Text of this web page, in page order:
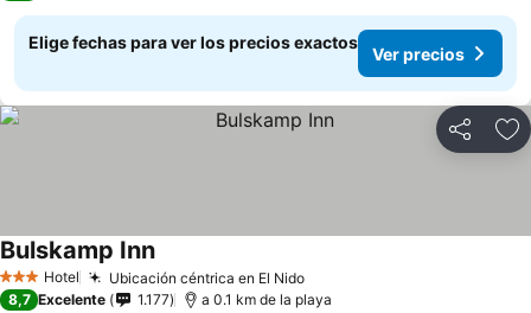
Elige fechas para ver los precios exactos
Ver precios
Compartir
3 Estrellas
Hotel Ubicación céntrica en El Nido
Bulskamp Inn
8,7 Excelente 1.177 a 0.1 km de la playa